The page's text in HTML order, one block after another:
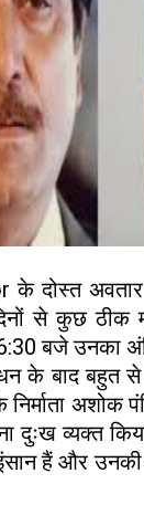
के दोस्त
से कुछ ठीक
बजे उनका
के बाद बहुत से
निर्माता अशोक
दुःख व्यक्त
हैं और